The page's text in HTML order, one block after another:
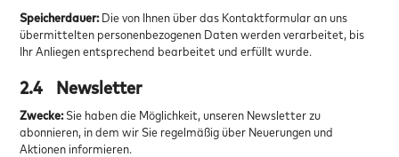
Speicherdauer:Die von Ihnen über das Kontaktformular an uns
übermittelten personenbezogenen Daten werden verarbeitet, bis
Ihr Anliegen entsprechend bearbeitet und erfüllt wurde.
2.4 Newsletter
Zwecke:Sie haben die Möglichkeit, unseren Newsletter zu
abonnieren, in dem wir Sie regelmäßig über Neuerungen und
Aktionen informieren.